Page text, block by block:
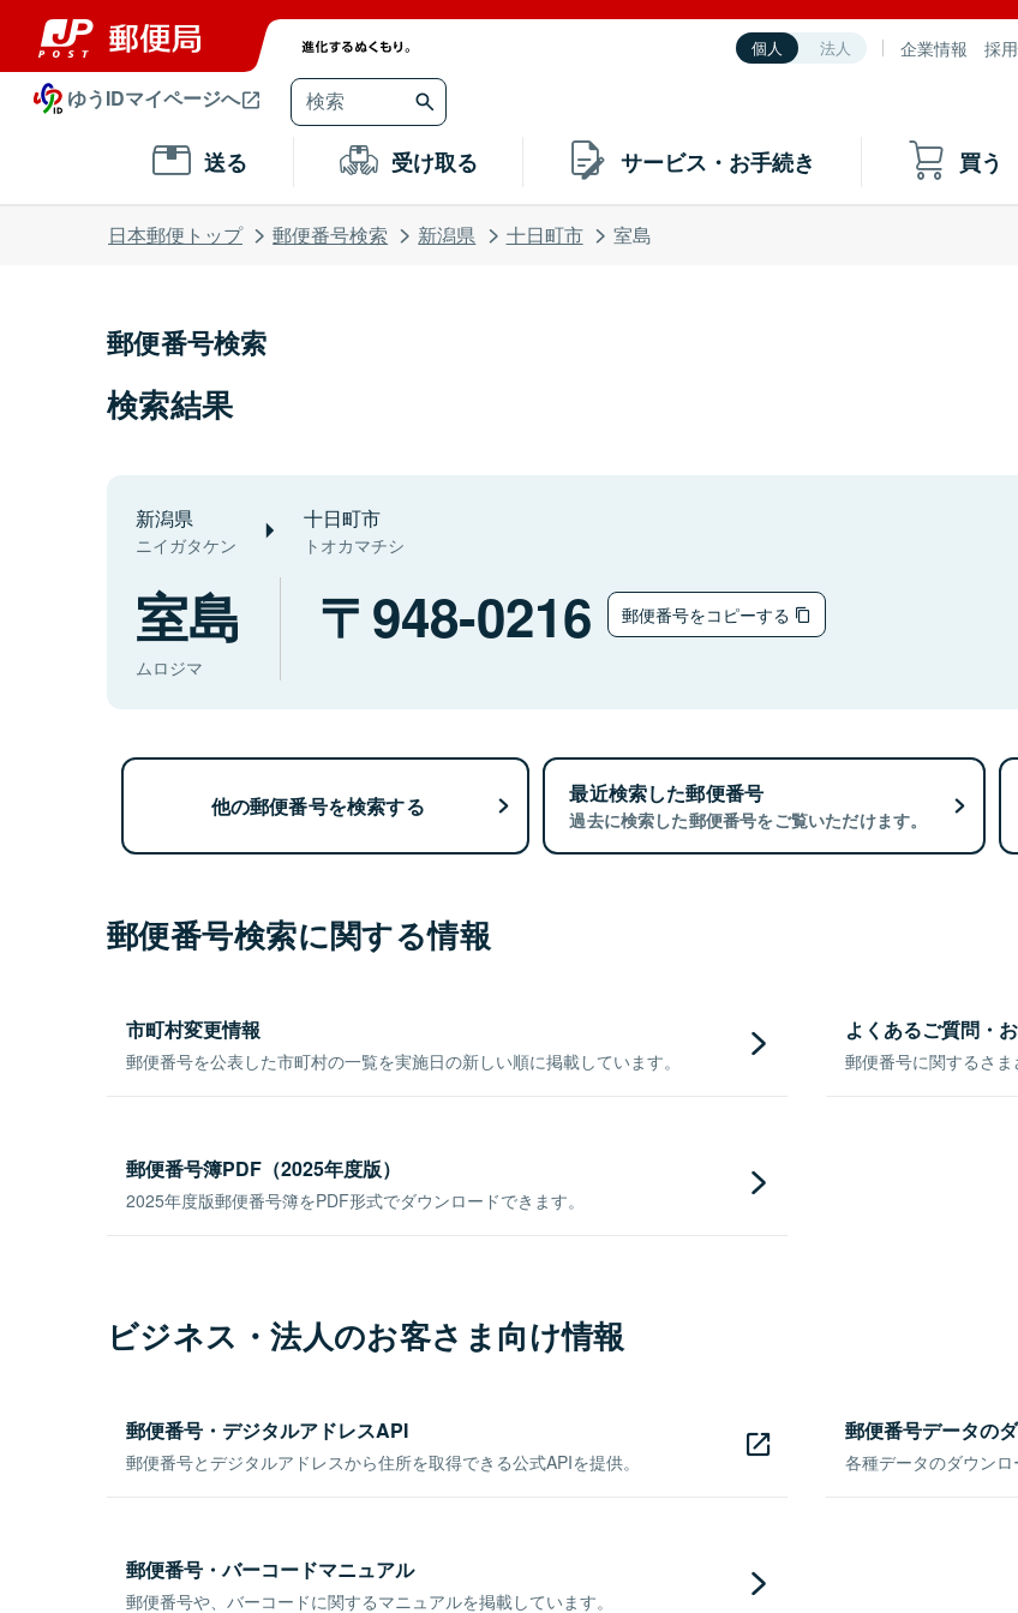
個人 法人 企業情報 採
ゆうIDマイページへ
送る 受け取る サービス・お手続き 買う
日本郵便トップ 郵便番号検索 新潟県 十日町市 室島
郵便番号検索
検索結果
新潟県
ニイガタケン
十日町市
トオカマチシ
室島
ムロジマ
948-0216 郵便番号をコピーする
他の郵便番号を検索する 最近検索した郵便番号
過去に検索した郵便番号をご覧いただけます。
郵便番号検索に関する情報
市町村変更情報
郵便番号を公表した市町村の一覧を実施日の新しい順に掲載しています。
よくあるご質問・
郵便番号に関するさま
郵便番号簿PDF（2025年度版）
2025年度版郵便番号簿をPDF形式でダウンロードできます。
ビジネス・法人のお客さま向け情報
郵便番号・デジタルアドレスAPI
郵便番号とデジタルアドレスから住所を取得できる公式APIを提供。
郵便番号データの
各種データのダウンロ
郵便番号・バーコードマニュアル
郵便番号や、バーコードに関するマニュアルを掲載しています。